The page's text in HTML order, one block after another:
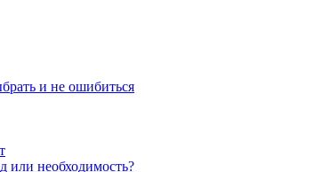
и не ошибиться
или необходимость?